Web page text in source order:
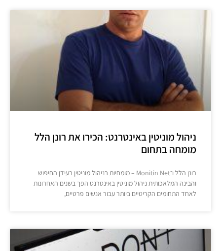
ניהול מוניטין באינטרנט: הכירו את רונן הלל
מומחה בתחום
רונן הלל ו־Monitin Net – מומחיות בניהול מוניטין בעידן החיפוש
והבינה המלאכותית ניהול מוניטין באינטרנט הפך בשנים האחרונות
לאחד התחומים הקריטיים ביותר עבור אנשים פרטיים,